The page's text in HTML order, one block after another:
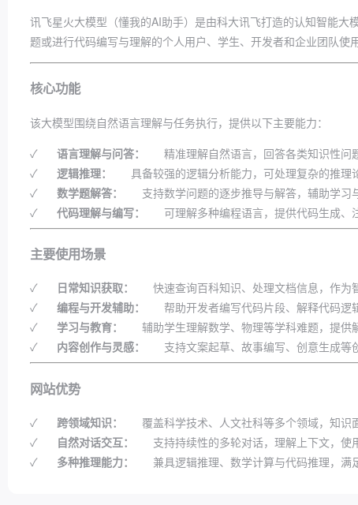
讯飞星火大模型（懂我的AI助手）是由科大讯飞打造的认知智能
题或进行代码编写与理解的个人用户、学生、开发者和企业团队使
核心功能
该大模型围绕自然语言理解与任务执行，提供以下主要能力：
✓
语言理解与问答：
精准理解自然语言，回答各类知识性问
✓
逻辑推理：
具备较强的逻辑分析能力，可处理复杂的推理
✓
数学题解答：
支持数学问题的逐步推导与解答，辅助学习
✓
代码理解与编写： 可理解多种编程语言，提供代码生成、
主要使用场景
✓ 日常知识获取：
快速查询百科知识、处理文档信息，作为
✓
编程与开发辅助：
帮助开发者编写代码片段、解释代码逻
✓
学习与教育：
辅助学生理解数学、物理等学科难题，提供
✓
内容创作与灵感： 支持文案起草、故事编写、创意生成等
网站优势
✓ 跨领域知识：
覆盖科学技术、人文社科等多个领域，知识
✓
自然对话交互：
支持持续性的多轮对话，理解上下文，使
✓
多种推理能力： 兼具逻辑推理、数学计算与代码推理，满